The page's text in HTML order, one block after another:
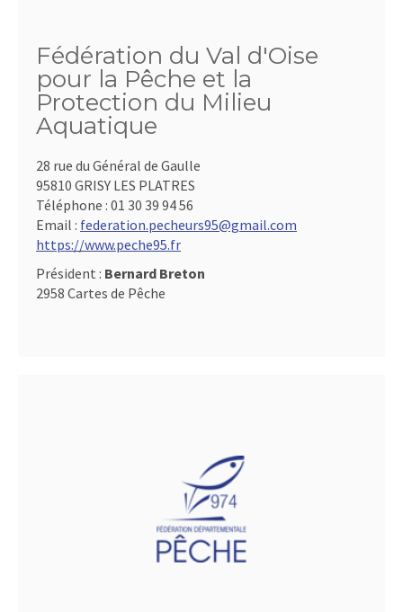
Fédération du Val d'Oise
pour la Pêche et la
Protection du Milieu
Aquatique
28 rue du Général de Gaulle
95810 GRISY LES PLATRES
Téléphone : 01 30 39 94 56
Email : federation.pecheurs95@gmail.com
https://www.peche95.fr
Président : Bernard Breton
2958 Cartes de Pêche